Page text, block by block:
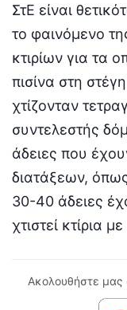
ΣτΕ είναι
το φαινόμενο
κτιρίων για τα
πισίνα στη
χτίζονταν
συντελεστής
άδειες που
διατάξεων,
30-40 άδειες
χτιστεί κτίρια
Ακολουθήστε μας